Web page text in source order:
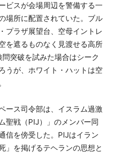
ビスが会場周辺を警備する一
場所に配置されていた。ブル
プラザ展望台、空母イントレ
を遮るものなく見渡せる高所
突破を試みた場合はシーク
うが、ホワイト・ハットは空
ース司令部は、イスラム過激
聖戦（PIJ）」のメンバー同
信を傍受した。PIJはイラン
」を掲げるテヘランの思想と